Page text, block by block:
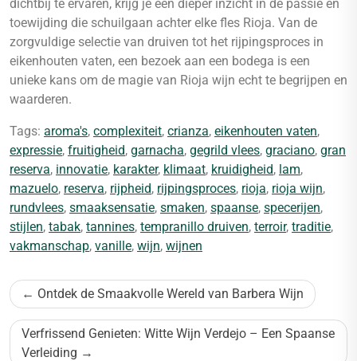
dichtbij te ervaren, krijg je een dieper inzicht in de passie en
toewijding die schuilgaan achter elke fles Rioja. Van de
zorgvuldige selectie van druiven tot het rijpingsproces in
eikenhouten vaten, een bezoek aan een bodega is een
unieke kans om de magie van Rioja wijn echt te begrijpen en
waarderen.
Tags: aroma's, complexiteit, crianza, eikenhouten vaten,
expressie, fruitigheid, garnacha, gegrild vlees, graciano, gran
reserva, innovatie, karakter, klimaat, kruidigheid, lam,
mazuelo, reserva, rijpheid, rijpingsproces, rioja, rioja wijn,
rundvlees, smaaksensatie, smaken, spaanse, specerijen,
stijlen, tabak, tannines, tempranillo druiven, terroir, traditie,
vakmanschap, vanille, wijn, wijnen
Bericht
navigatie
Ontdek de Smaakvolle Wereld van Barbera Wijn
Verfrissend Genieten: Witte Wijn Verdejo – Een Spaanse
Verleiding